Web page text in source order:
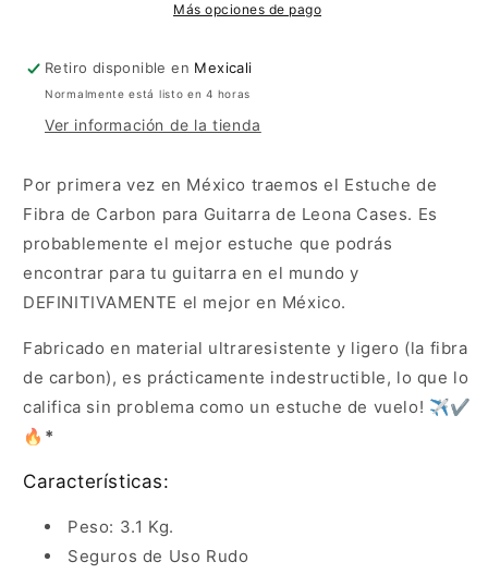
Más opciones de pago
Retiro disponible en Mexicali
Normalmente está listo en 4 horas
Ver información de la tienda
Por primera vez en México traemos el Estuche de
Fibra de Carbon para Guitarra de Leona Cases. Es
probablemente el mejor estuche que podrás
encontrar para tu guitarra en el mundo y
DEFINITIVAMENTE el mejor en México.
Fabricado en material ultraresistente y ligero (la fibra
de carbon), es prácticamente indestructible, lo que lo
califica sin problema como un estuche de vuelo! ✈️✔️
🔥 *
Características:
Peso: 3.1 Kg.
Seguros de Uso Rudo